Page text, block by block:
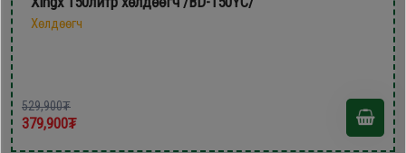
Хөлдөөгч
529,900₮
379,900₮